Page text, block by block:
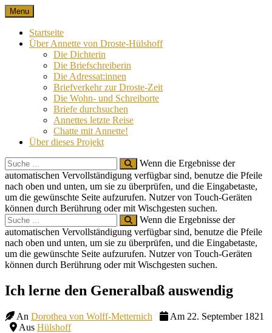
Skip
to
content
Nach 100 Jahren
Annette von Droste-Hülshoff in Briefen
Menu
Startseite
Über Annette von Droste-Hülshoff
Die Dichterin
Die Briefschreiberin
Die Adressat:innen
Briefverkehr zur Droste-Zeit
Die Wohn- und Schreiborte
Briefe durchsuchen
Annettes letzte Reise
Chatte mit Annette!
Über dieses Projekt
Search
for:
Wenn die Ergebnisse der
automatischen Vervollständigung verfügbar sind, benutze die Pfeile
nach oben und unten, um sie zu überprüfen, und die Eingabetaste,
um die gewünschte Seite aufzurufen. Nutzer von Touch-Geräten
können durch Berührung oder mit Wischgesten suchen.
Search
for:
Wenn die Ergebnisse der
automatischen Vervollständigung verfügbar sind, benutze die Pfeile
nach oben und unten, um sie zu überprüfen, und die Eingabetaste,
um die gewünschte Seite aufzurufen. Nutzer von Touch-Geräten
können durch Berührung oder mit Wischgesten suchen.
Site
Overlay
Ich lerne den Generalbaß auswendig
An Dorothea von Wolff-Metternich
Am 22. September 1821
Aus Hülshoff